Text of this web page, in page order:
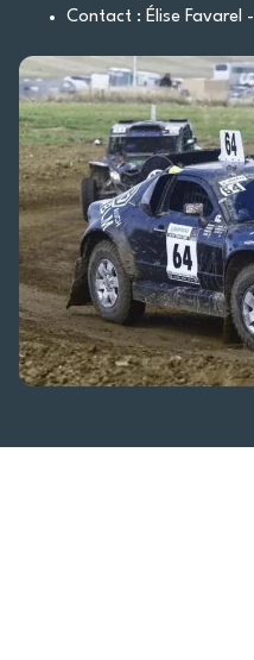
Contact : Élise Favarel -